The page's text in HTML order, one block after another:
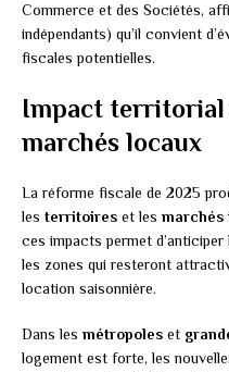
Commerce et des Sociétés,
indépendants) qu’il convient
fiscales potentielles.
Impact territorial
marchés locaux
La réforme fiscale de 2025
les territoires et les marchés
ces impacts permet
les zones qui resteront
location saisonnière.
Dans les métropoles et
logement est forte, les